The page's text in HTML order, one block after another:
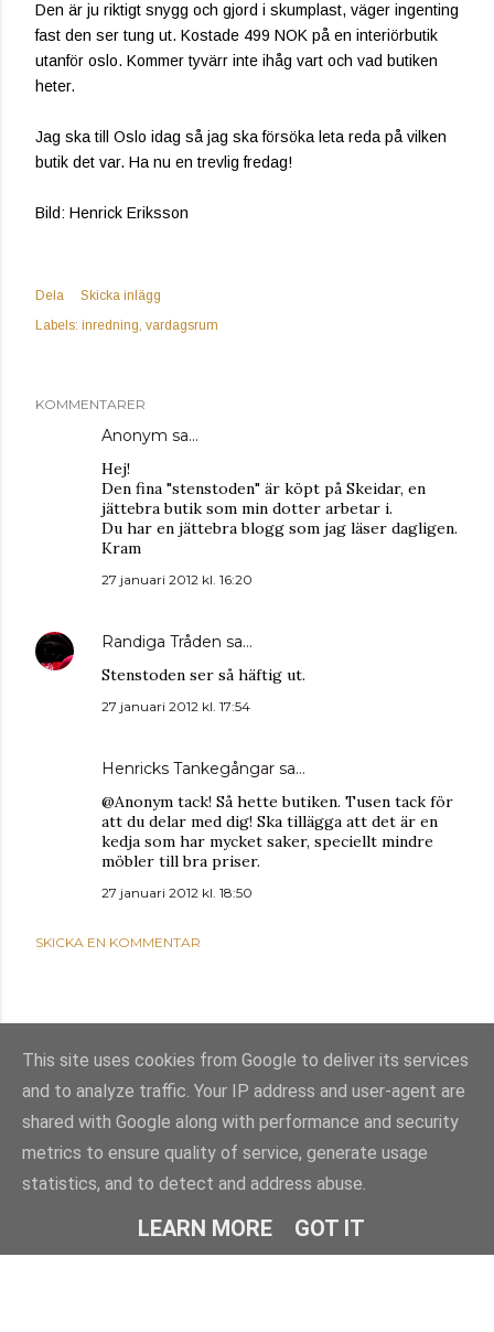
Den är ju riktigt snygg och gjord i skumplast, väger ingenting
fast den ser tung ut. Kostade 499 NOK på en interiörbutik
utanför oslo. Kommer tyvärr inte ihåg vart och vad butiken
heter.
Jag ska till Oslo idag så jag ska försöka leta reda på vilken
butik det var. Ha nu en trevlig fredag!
Bild: Henrick Eriksson
Dela
Skicka inlägg
Labels: inredning vardagsrum
KOMMENTARER
Anonym sa…
Hej!
Den fina "stenstoden" är köpt på Skeidar, en
jättebra butik som min dotter arbetar i.
Du har en jättebra blogg som jag läser dagligen.
Kram
27 januari 2012 kl. 16:20
Randiga Tråden sa…
Stenstoden ser så häftig ut.
27 januari 2012 kl. 17:54
Henricks Tankegångar sa…
@Anonym tack! Så hette butiken. Tusen tack för
att du delar med dig! Ska tillägga att det är en
kedja som har mycket saker, speciellt mindre
möbler till bra priser.
27 januari 2012 kl. 18:50
SKICKA EN KOMMENTAR
Använder Blogger
This site uses cookies from Google to deliver its services
and to analyze traffic. Your IP address and user-agent are
shared with Google along with performance and security
metrics to ensure quality of service, generate usage
statistics, and to detect and address abuse.
LEARN MORE GOT IT